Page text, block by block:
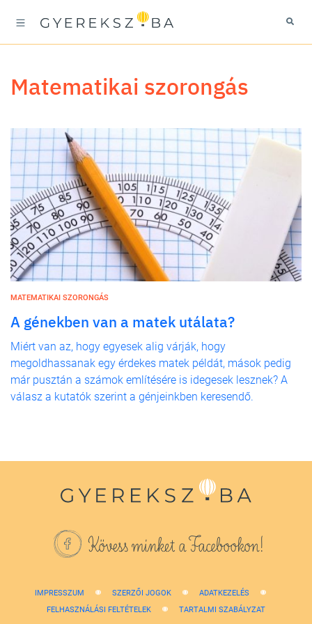
matematikai szorongás
MATEMATIKAI SZORONGÁS
A génekben van a matek utálata?
Miért van az, hogy egyesek alig várják, hogy
megoldhassanak egy érdekes matek példát, mások pedig
már pusztán a számok említésére is idegesek lesznek? A
válasz a kutatók szerint a génjeinkben keresendő.
Kövess minket a Facebookon!
IMPRESSZUM SZERZŐI JOGOK
ADATKEZELÉS
FELHASZNÁLÁSI FELTÉTELEK
TARTALMI SZABÁLYZAT